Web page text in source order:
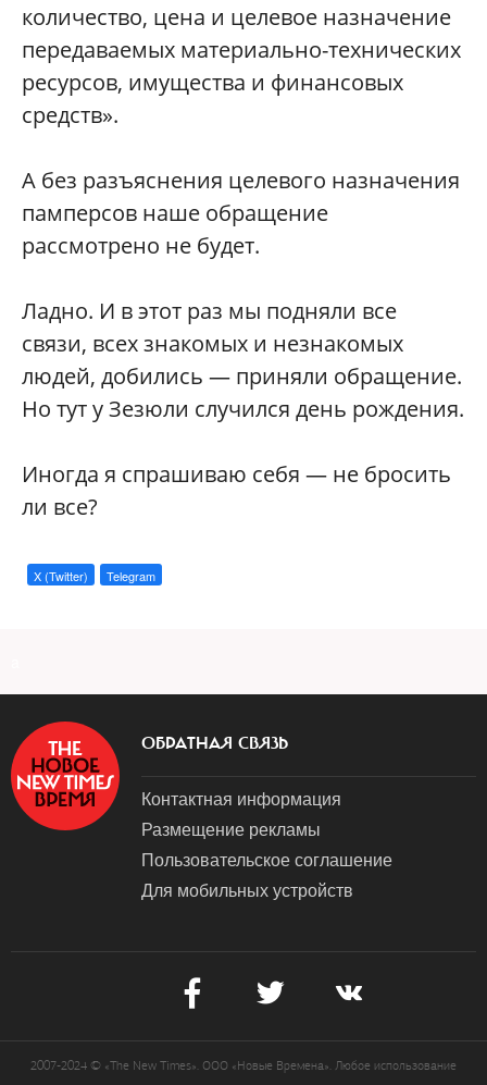
количество, цена и целевое назначение
передаваемых материально-технических
ресурсов, имущества и финансовых
средств».
А без разъяснения целевого назначения
памперсов наше обращение
рассмотрено не будет.
Ладно. И в этот раз мы подняли все
связи, всех знакомых и незнакомых
людей, добились — приняли обращение.
Но тут у Зезюли случился день рождения.
Иногда я спрашиваю себя — не бросить
ли все?
X (Twitter) Telegram
ОБРАТНАЯ СВЯЗЬ
Контактная информация
Размещение рекламы
Пользовательское соглашение
Для мобильных устройств
2007-2024 © «The New Times». ООО «Новые Времена». Любое использование